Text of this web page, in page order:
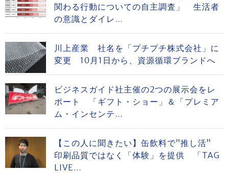
関わる行動についての自主調査」 生活者
の意識とダイレ...
川上産業 社名を「プチプチ株式会社」に
変更 10月1日から、資源循環ブランドへ
ビジネスガイド社主催の2つの展示会をレ
ポート 「ギフト・ショー」＆「プレミア
ム・インセンテ...
【この人に聞きたい】缶飲料で”推し活”
印刷品質ではなく「体験」を提供 「TAG
LIVE...